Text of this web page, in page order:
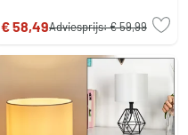
€ 58,49Adviesprijs:€ 59,99